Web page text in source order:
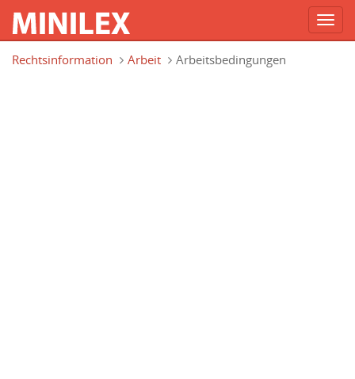
Rechtsinformation
Arbeit Arbeitsbedingungen